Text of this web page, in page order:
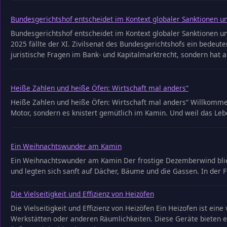
Bundesgerichtshof entscheidet im Kontext globaler Sanktionen
Bundesgerichtshof entscheidet im Kontext globaler Sanktionen
2025 fällte der XI. Zivilsenat des Bundesgerichtshofs ein
juristische Fragen im Bank- und Kapitalmarktrecht, sondern hat
Heiße Zahlen und heiße Öfen: Wirtschaft mal anders“
Heiße Zahlen und heiße Öfen: Wirtschaft mal anders“
Motor, sondern es knistert gemütlich im Kamin. Und weil das
Ein Weihnachtswunder am Kamin
Ein Weihnachtswunder am Kamin Der frostige Dezemberwind
und legten sich sanft auf Dächer, Bäume und die Gassen. In
Die Vielseitigkeit und Effizienz von Heizöfen
Die Vielseitigkeit und Effizienz von Heizöfen Ein Heizofen ist
Werkstätten oder anderen Räumlichkeiten. Diese Geräte bieten